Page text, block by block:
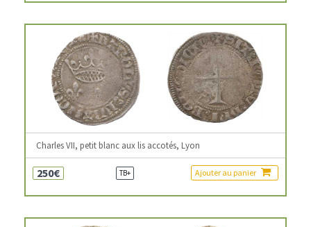
Charles VII, petit blanc aux lis accotés, Lyon
250€ TB+ Ajouter au panier